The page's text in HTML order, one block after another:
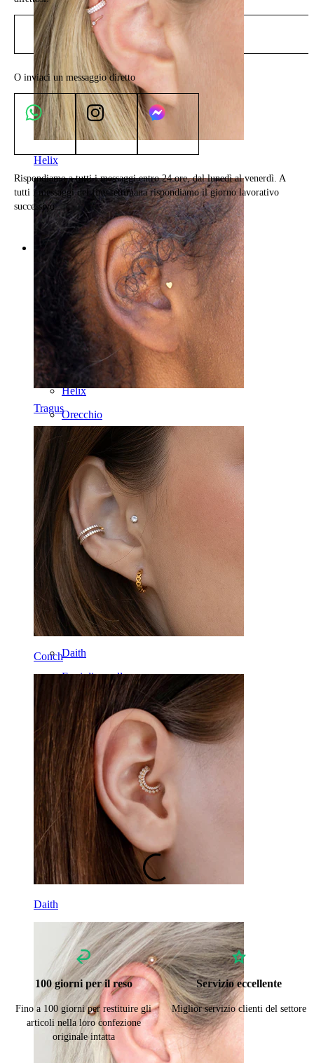
Helix
Tragus
Conch
Daith
Invia email
O inviaci un messaggio diretto
Rispondiamo a tutti i messaggi entro 24 ore, dal lunedì al venerdì. A
tutti i messaggi del fine settimana rispondiamo il giorno lavorativo
successivo.
Categories
Ombelico
Labbro
Capezzolo
Industrial
Dermal
Helix
Orecchio
Septum
Oro 14K
Fake piercing
Labret
Lingua
Naso
Tragus
Barbell
Rook
Daith
Ferri di cavallo
Cerchi
Attrezzi
Banane
Lobo
Titanio
100 giorni per il reso
Fino a 100 giorni per restituire gli
articoli nella loro confezione
originale intatta
Servizio eccellente
Miglior servizio clienti del settore